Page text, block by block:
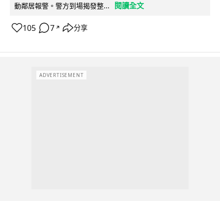
動鄰居報警。警方到場揭發整...
閱讀全文
105 7 ↗ 分享
ADVERTISEMENT